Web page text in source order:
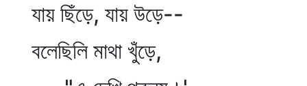
যায় ছিঁড়ে, যায় উড়ে--
বলেছিলি মাথা খুঁড়ে,